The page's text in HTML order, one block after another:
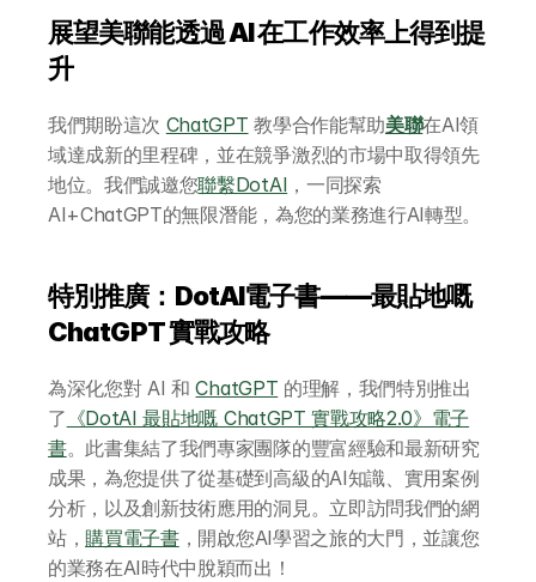
展望美聯能透過 AI 在工作效率上得到提
升
我們期盼這次 ChatGPT 教學合作能幫助美聯在AI領
域達成新的里程碑，並在競爭激烈的市場中取得領先
地位。我們誠邀您聯繫DotAI ，一同探索
AI+ChatGPT的無限潛能，為您的業務進行AI轉型。
特別推廣：DotAI電子書——最貼地嘅
ChatGPT 實戰攻略
為深化您對 AI 和 ChatGPT 的理解，我們特別推出
了 《DotAI 最貼地嘅 ChatGPT 實戰攻略2.0》電子
書。此書集結了我們專家團隊的豐富經驗和最新研究
成果，為您提供了從基礎到高級的AI知識、實用案例
分析，以及創新技術應用的洞見。立即訪問我們的網
站，購買電子書，開啟您AI學習之旅的大門，並讓您
的業務在AI時代中脫穎而出！
一年任學 AI 課程計劃
AI 應用服務
AI 創意廣告服務
聯絡我們